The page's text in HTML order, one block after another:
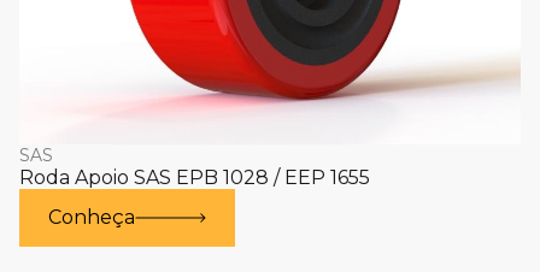
SAS
Roda Apoio SAS EPB 1028 / EEP 1655
Conheça